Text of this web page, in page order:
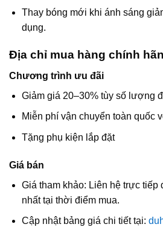
Thay bóng mới khi ánh sáng
dụng.
Địa chỉ mua hàng chính
Chương trình ưu đãi
Giảm giá 20–30% tùy số lượng
Miễn phí vận chuyển toàn quốc
Tặng phụ kiện lắp đặt
Giá bán
Giá tham khảo: Liên hệ trực tiếp
nhất tại thời điểm mua.
Cập nhật bảng giá chi tiết tại: